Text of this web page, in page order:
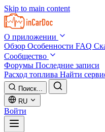
Skip to main content
О приложении
Обзор Особенности FAQ
Сообщество
Форумы Последние записи
Расход топлива Найти
Поиск...
RU
Войти